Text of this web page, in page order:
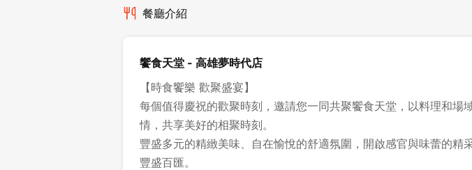
餐廳介紹
饗食天堂 - 高雄夢時代店
【時食饗樂 歡聚盛宴】
每個值得慶祝的歡聚時刻，邀請您一同共聚饗食天堂，以料理和場
情，共享美好的相聚時刻。
豐盛多元的精緻美味、自在愉悅的舒適氛圍，開啟感官與味蕾的精
豐盛百匯。